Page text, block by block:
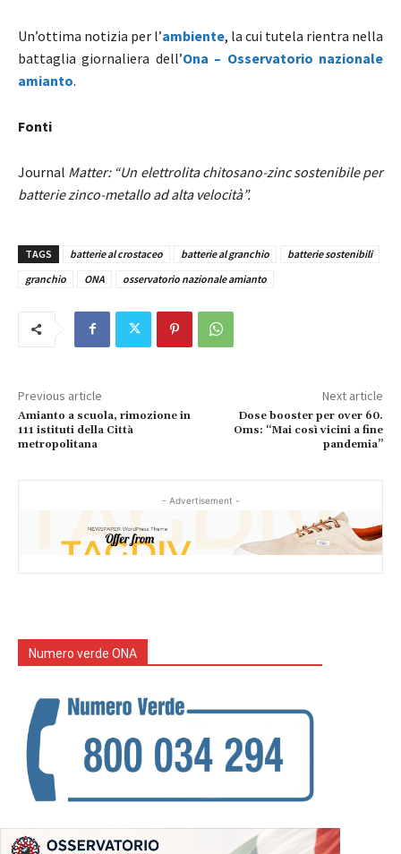
Un’ottima notizia per l’ambiente, la cui tutela rientra nella
battaglia giornaliera dell’Ona – Osservatorio nazionale
amianto.
Fonti
Journal Matter: “Un elettrolita chitosano-zinc sostenibile per
batterie zinco-metallo ad alta velocità”.
TAGS batterie al crostaceo batterie al granchio
batterie sostenibili
granchio
ONA osservatorio nazionale amianto
Previous article
Amianto a scuola, rimozione in
111 istituti della Città
metropolitana
Next article
Dose booster per over 60.
Oms: “Mai così vicini a fine
pandemia”
- Advertisement -
Numero verde ONA